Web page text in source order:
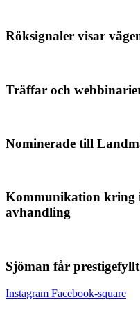
Röksignaler visar
Träffar och
Nominerade till
Kommunikation kring
avhandling
Sjöman får
Instagram Facebook-square